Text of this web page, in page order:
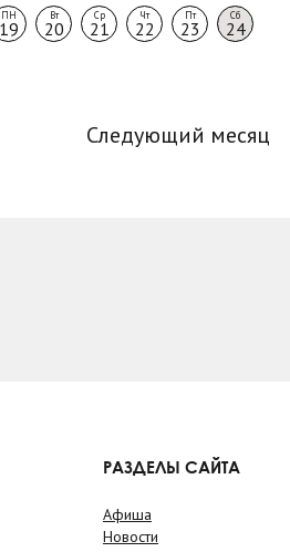
ПН
19
Вт
20
Ср
21
Чт
22
Пт
23
Сб
24
Следующий месяц
РАЗДЕЛЫ САЙТА
Афиша
Новости